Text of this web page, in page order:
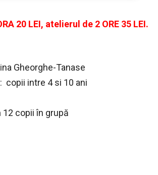
20 LEI, atelierul de 2 ORE 35 LEI.
Gheorghe-Tanase
copii intre 4 si 10 ani
copii în grupă